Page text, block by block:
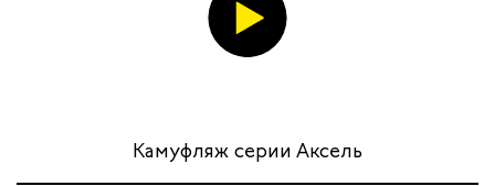
Камуфляж серии Аксель